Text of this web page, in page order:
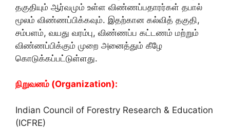
தகுதியும் ஆர்வமும் உள்ள விண்ணப்பதாரர்கள் தபால்
மூலம் விண்ணப்பிக்கவும். இதற்கான கல்வித் தகுதி,
சம்பளம், வயது வரம்பு, விண்ணப்ப கட்டணம் மற்றும்
விண்ணப்பிக்கும் முறை அனைத்தும் கீழே
கொடுக்கப்பட்டுள்ளது.
நிறுவனம் (Organization):
Indian Council of Forestry Research & Education
(ICFRE)